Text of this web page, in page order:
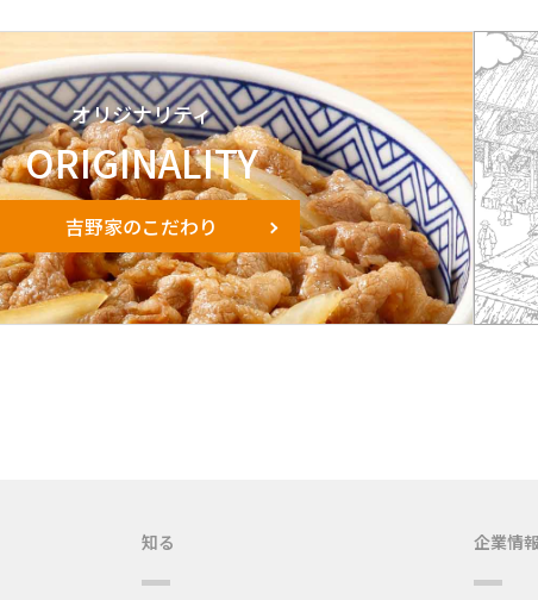
オリジナリティ
ORIGINALITY
吉野家のこだわり
企業情報
知る